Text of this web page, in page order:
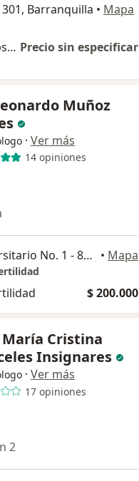
301, Barranquilla • Mapa
Visita Ginecología y Obstetrícia Precio sin especificar
Muñoz
· Ver más
14 opiniones
Cra 30 Corredor Universitario No. 1 - 850, Barranquilla • Mapa
$ 200.000
Cristina
Insignares
· Ver más
17 opiniones
2